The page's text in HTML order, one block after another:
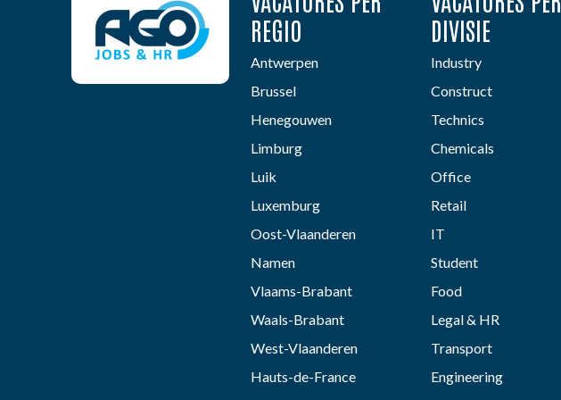
REGIO
Antwerpen
Brussel
Henegouwen
Limburg
Luik
Luxemburg
Oost-Vlaanderen
Namen
Vlaams-Brabant
Waals-Brabant
West-Vlaanderen
Hauts-de-France
DIVISIE
Industry
Construct
Technics
Chemicals
Office
Retail
IT
Student
Food
Legal & HR
Transport
Engineering